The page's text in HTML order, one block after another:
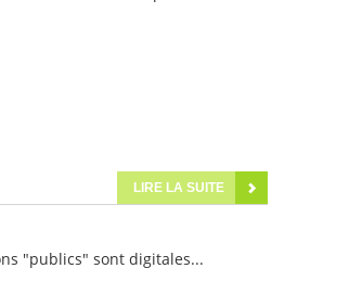
LIRE LA SUITE
"publics" sont digitales...